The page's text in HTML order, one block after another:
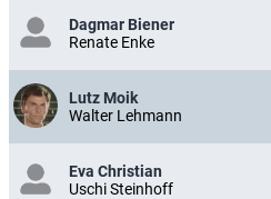
Dagmar Biener
Renate Enke
Lutz Moik
Walter Lehmann
Eva Christian
Uschi Steinhoff